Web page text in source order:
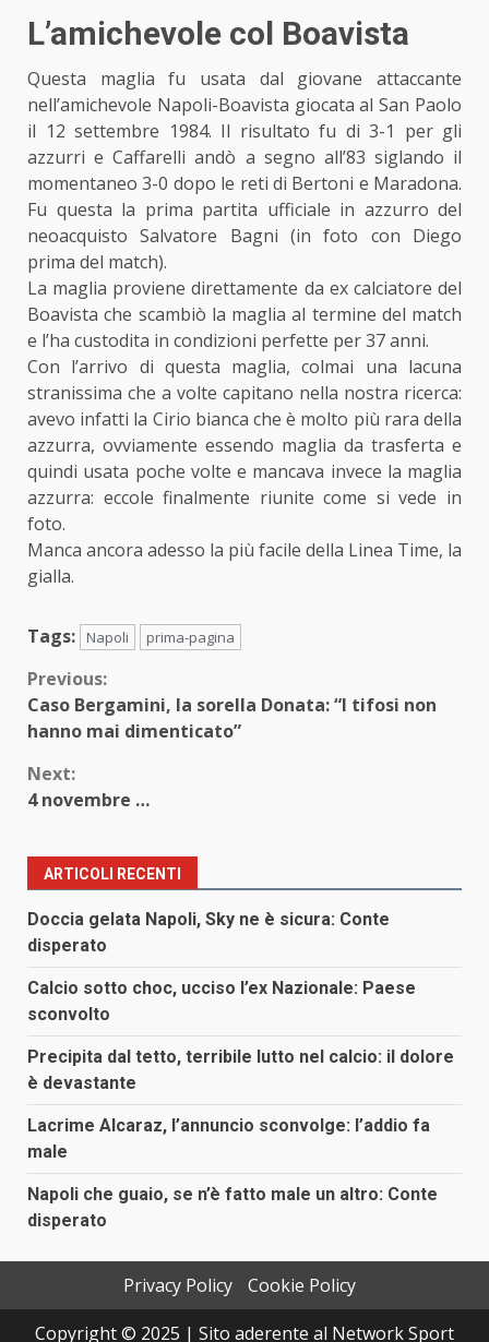
L’amichevole col Boavista
Questa maglia fu usata dal giovane attaccante
nell’amichevole Napoli-Boavista giocata al San Paolo
il 12 settembre 1984. Il risultato fu di 3-1 per gli
azzurri e Caffarelli andò a segno all’83 siglando il
momentaneo 3-0 dopo le reti di Bertoni e Maradona.
Fu questa la prima partita ufficiale in azzurro del
neoacquisto Salvatore Bagni (in foto con Diego
prima del match).
La maglia proviene direttamente da ex calciatore del
Boavista che scambiò la maglia al termine del match
e l’ha custodita in condizioni perfette per 37 anni.
Con l’arrivo di questa maglia, colmai una lacuna
stranissima che a volte capitano nella nostra ricerca:
avevo infatti la Cirio bianca che è molto più rara della
azzurra, ovviamente essendo maglia da trasferta e
quindi usata poche volte e mancava invece la maglia
azzurra: eccole finalmente riunite come si vede in
foto.
Manca ancora adesso la più facile della Linea Time, la
gialla.
Tags: Napoli prima-pagina
Continue
Reading
Previous:
Caso Bergamini, la sorella Donata: “I tifosi non
hanno mai dimenticato”
Next:
4 novembre …
ARTICOLI RECENTI
Doccia gelata Napoli, Sky ne è sicura: Conte
disperato
Calcio sotto choc, ucciso l’ex Nazionale: Paese
sconvolto
Precipita dal tetto, terribile lutto nel calcio: il dolore
è devastante
Lacrime Alcaraz, l’annuncio sconvolge: l’addio fa
male
Napoli che guaio, se n’è fatto male un altro: Conte
disperato
Privacy Policy
Cookie Policy
Copyright © 2025 | Sito aderente al Network Sport